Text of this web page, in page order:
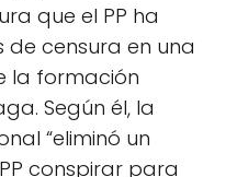
que el PP ha
censura en una
la formación
Según él, la
“eliminó un
conspirar para